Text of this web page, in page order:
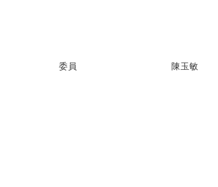
委員 陳玉敏